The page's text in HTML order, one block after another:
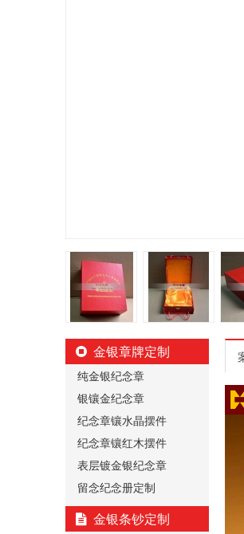
金银章牌定制
纯金银纪念章
银镶金纪念章
纪念章镶水晶摆件
纪念章镶红木摆件
表层镀金银纪念章
留念纪念册定制
金银条钞定制